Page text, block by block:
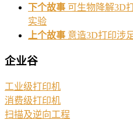
下个故事 可生物降解3D
实验
上个故事 意造3D打印涉
企业谷
工业级打印机
消费级打印机
扫描及逆向工程